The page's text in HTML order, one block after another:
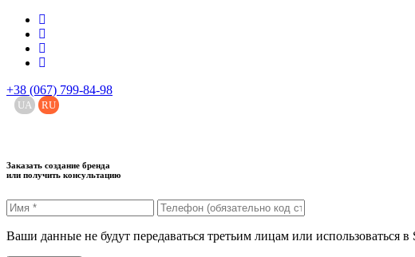
+38 (067) 799-84-98
UA RU
Заказать создание бренда
или получить консультацию
Ваши данные не будут передаваться третьим лицам или использоваться в